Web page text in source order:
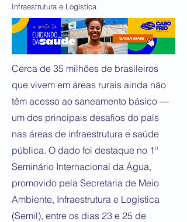
Infraestrutura e Logística
Cerca de 35 milhões de brasileiros
que vivem em áreas rurais ainda não
têm acesso ao saneamento básico —
um dos principais desafios do país
nas áreas de infraestrutura e saúde
pública. O dado foi destaque no 1º
Seminário Internacional da Água,
promovido pela Secretaria de Meio
Ambiente, Infraestrutura e Logística
(Semil), entre os dias 23 e 25 de